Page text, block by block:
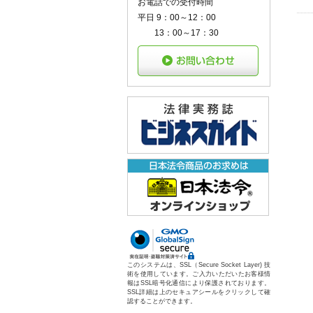
お電話での受付時間
平日 9：00～12：00
13：00～17：30
このシステムは、SSL（Secure Socket Layer) 技
術を使用しています。ご入力いただいたお客様情
報はSSL暗号化通信により保護されております。
SSL詳細は上のセキュアシールをクリックして確
認することができます。